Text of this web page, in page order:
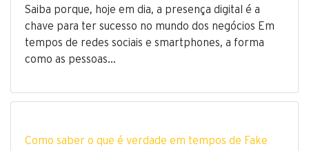
Saiba porque, hoje em dia, a presença digital é a
chave para ter sucesso no mundo dos negócios Em
tempos de redes sociais e smartphones, a forma
como as pessoas…
Como saber o que é verdade em tempos de Fake